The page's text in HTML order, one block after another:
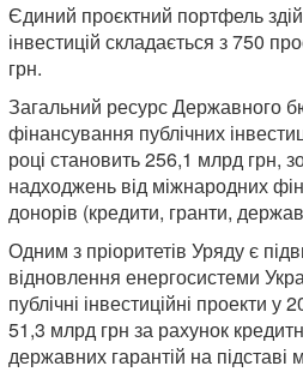
Єдиний проєктний портфель
інвестицій складається з 750
грн.
Загальний ресурс Державного
фінансування публічних
році становить 256,1 млрд грн,
надходжень від міжнародних
донорів (кредити, гранти,
Одним з пріоритетів Уряду є
відновлення енергосистеми
публічні інвестиційні проекти
51,3 млрд грн за рахунок
державних гарантій на підставі